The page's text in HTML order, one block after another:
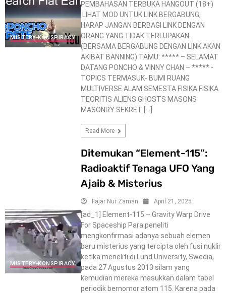
MISTERY-KONSPIRACY
PEMBAHASAN TERBUKA HANGOUT (18+)
LIHAT MOD UNTUK LINK BERGABUNG,
HARAP JANGAN BERBAGI LINK DENGAN
ORANG YANG TIDAK TERLUPAKAN.
(BERSAMA BERGABUNG DENGAN LINK AKAN
AKIBAT BANNING) TAMU: ***** – SELAMAT
DATANG PONCHO & VINNY CHAN – ***** -
TOPICS TERMASUK- BUMI RUANG
MULTIVERSE ALAM SEMESTA FISIKA FISIKA
TEORITIS ALIENS GHOSTS MASONS
MASONRY SEKRET […]
Read More
MISTERY-KONSPIRACY
Ditemukan “Element-115”:
Radioaktif Tenaga UFO Yang
Ajaib & Misterius
Fajar Nur Zaman April 21, 2025
[ad_1] Element-115 – Gravity Warp Drive
For Spaceship Para peneliti
mengkonfirmasi adanya sebuah elemen
baru misterius yang tercipta oleh fusi nuklir
ketika meneliti di Lund University, Swedia,
pada 27 Agustus 2013 silam yang
kemudian mereka masukkan dalam tabel
periodik bernomor atom 115. Karena pada